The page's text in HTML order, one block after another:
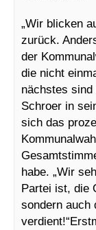
„Wir blicken
zurück.
der
die nicht
nächstes sind
Schroer in
sich das
habe. „Wir
Partei ist, die
sondern auch